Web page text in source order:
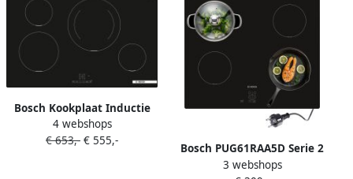
Bosch Kookplaat Inductie
PIE811BB5E | Kookplaten |
4242005288533
4 webshops
€ 653,- € 555,-
Bosch PUG61RAA5D Serie 2
Inbouw Inductiekookplaat
3 webshops